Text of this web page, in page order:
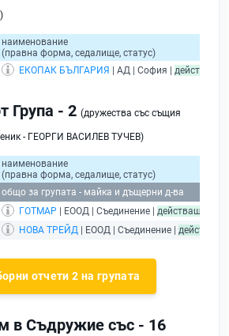
наименование
(правна форма, седалище, статус)
ЕКОПАК БЪЛГАРИЯ | АД | София | действащ
Група - 2 (дружества със същия
- ГЕОРГИ ВАСИЛЕВ ТУЧЕВ)
наименование
(правна форма, седалище, статус)
общо за групата - майка и дъщерни д-ва
ГОТМАР | ЕООД | Съединение | действащ
НОВА ТРЕЙД | ЕООД | Съединение | действащ
отчети 2 на групата
в Съдружие със - 16